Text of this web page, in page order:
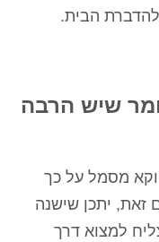
הבית.
שיש הרבה
מסמל על כך
יתכן שישנה
למצוא דרך